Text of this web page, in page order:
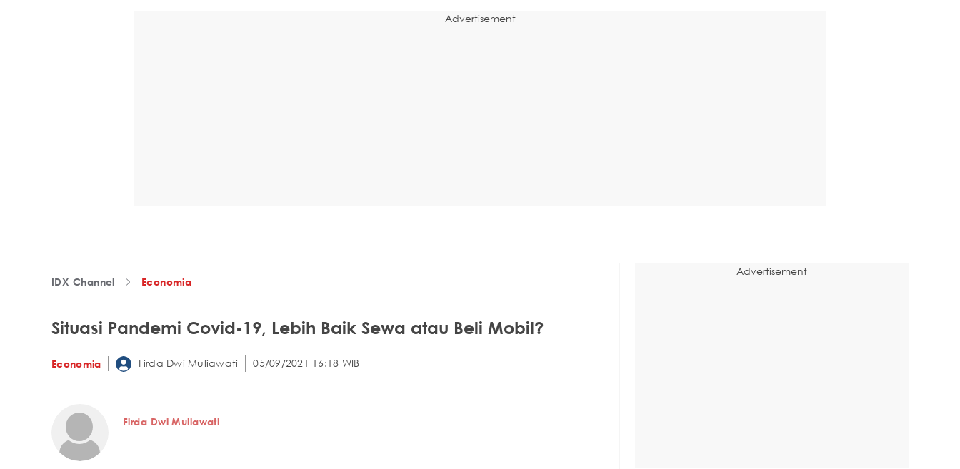
Advertisement
IDX Channel Economia
Situasi Pandemi Covid-19, Lebih Baik Sewa atau Beli Mobil?
Economia Firda Dwi Muliawati 05/09/2021 16:18 WIB
Firda Dwi Muliawati
Advertisement